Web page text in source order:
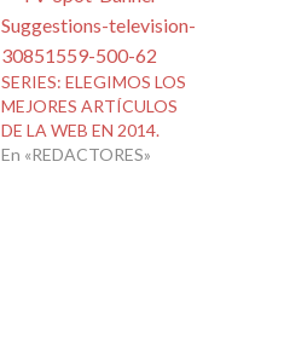
SERIES: ELEGIMOS LOS
MEJORES ARTÍCULOS
DE LA WEB EN 2014.
En «REDACTORES»